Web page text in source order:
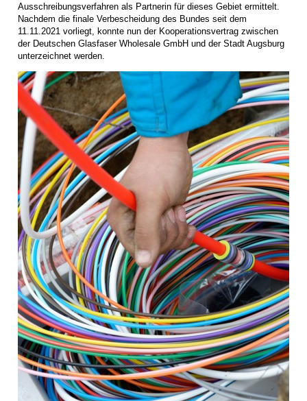
Ausschreibungsverfahren als Partnerin für dieses Gebiet ermittelt.
Nachdem die finale Verbescheidung des Bundes seit dem
11.11.2021 vorliegt, konnte nun der Kooperationsvertrag zwischen
der Deutschen Glasfaser Wholesale GmbH und der Stadt Augsburg
unterzeichnet werden.